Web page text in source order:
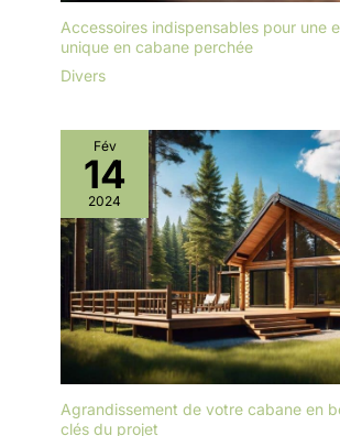
Accessoires indispensables pour une
unique en cabane perchée
Divers
Fév
14
2024
Agrandissement de votre cabane en
clés du projet